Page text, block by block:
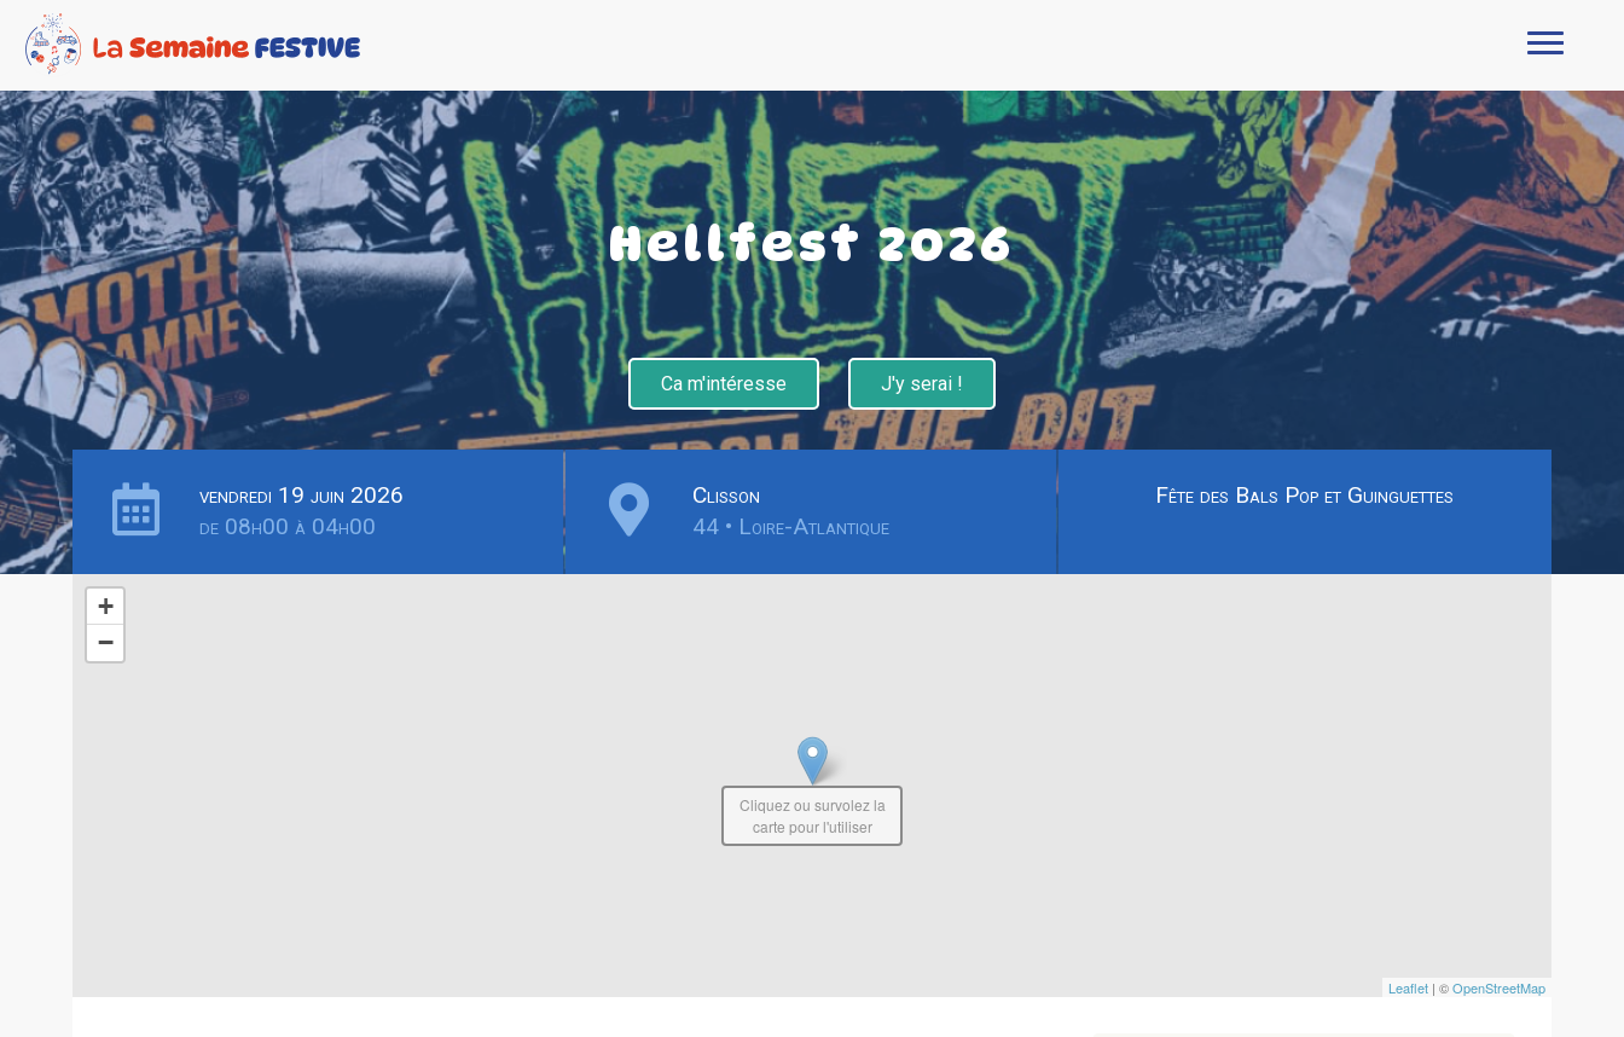
Hellfest 2026
Ca m'intéresse J'y serai !
vendredi 19 juin 2026
de 08h00 à 04h00
Clisson
44 • Loire-Atlantique
Fête des Bals Pop et Guinguettes
+
−
Leaflet | ©OpenStreetMap
Cliquez ou survolez la
carte pour l'utiliser